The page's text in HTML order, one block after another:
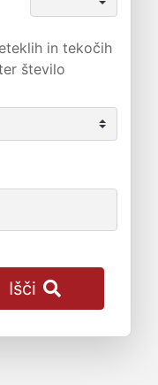
in tekočih
število
Išči